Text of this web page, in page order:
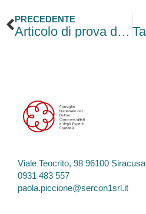
Precedente
PRECEDENTE
Articolo di prova del tool di importazione
Viale Teocrito, 98 96100 Siracusa
0931 483 557
paola.piccione@sercon1srl.it